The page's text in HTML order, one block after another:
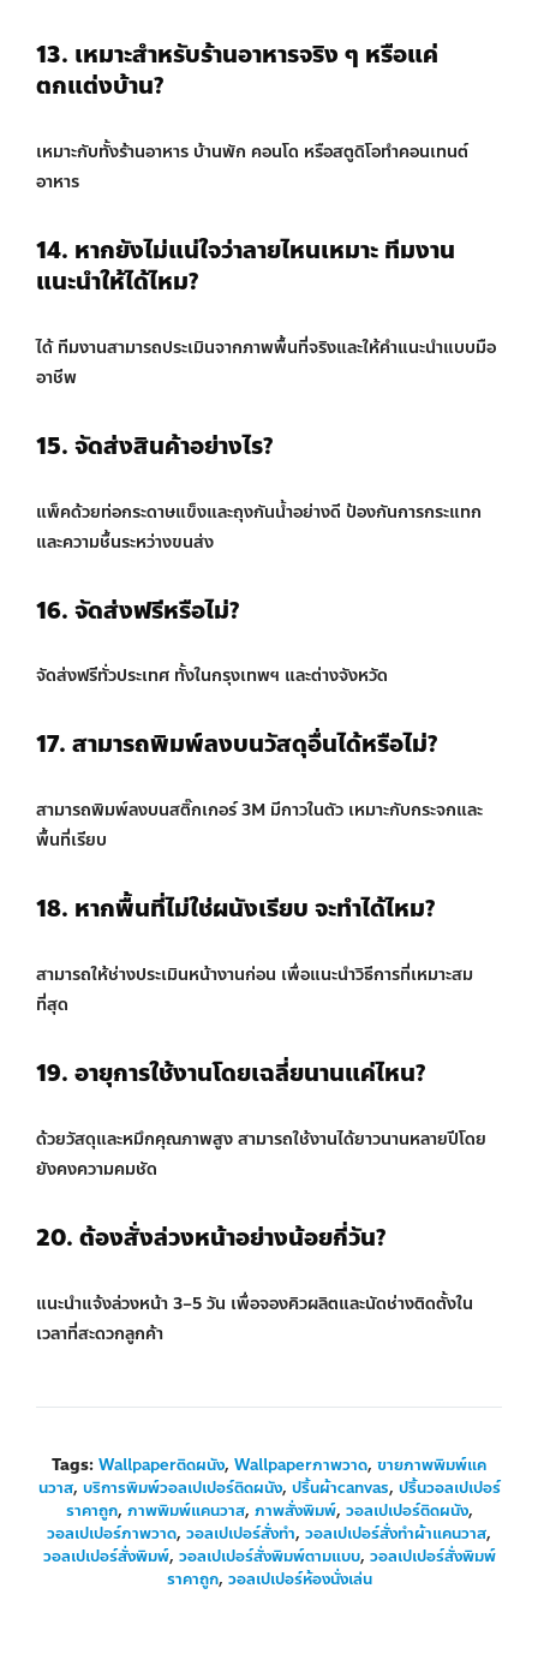
13. เหมาะสำหรับร้านอาหารจริง ๆ หรือแค่
ตกแต่งบ้าน?
เหมาะกับทั้งร้านอาหาร บ้านพัก คอนโด หรือสตูดิโอทำคอนเทนต์
อาหาร
14. หากยังไม่แน่ใจว่าลายไหนเหมาะ ทีมงาน
แนะนำให้ได้ไหม?
ได้ ทีมงานสามารถประเมินจากภาพพื้นที่จริงและให้คำแนะนำแบบมือ
อาชีพ
15. จัดส่งสินค้าอย่างไร?
แพ็คด้วยท่อกระดาษแข็งและถุงกันน้ำอย่างดี ป้องกันการกระแทก
และความชื้นระหว่างขนส่ง
16. จัดส่งฟรีหรือไม่?
จัดส่งฟรีทั่วประเทศ ทั้งในกรุงเทพฯ และต่างจังหวัด
17. สามารถพิมพ์ลงบนวัสดุอื่นได้หรือไม่?
สามารถพิมพ์ลงบนสติ๊กเกอร์ 3M มีกาวในตัว เหมาะกับกระจกและ
พื้นที่เรียบ
18. หากพื้นที่ไม่ใช่ผนังเรียบ จะทำได้ไหม?
สามารถให้ช่างประเมินหน้างานก่อน เพื่อแนะนำวิธีการที่เหมาะสม
ที่สุด
19. อายุการใช้งานโดยเฉลี่ยนานแค่ไหน?
ด้วยวัสดุและหมึกคุณภาพสูง สามารถใช้งานได้ยาวนานหลายปีโดย
ยังคงความคมชัด
20. ต้องสั่งล่วงหน้าอย่างน้อยกี่วัน?
แนะนำแจ้งล่วงหน้า 3–5 วัน เพื่อจองคิวผลิตและนัดช่างติดตั้งใน
เวลาที่สะดวกลูกค้า
Tags: Wallpaperติดผนัง, Wallpaperภาพวาด, ขายภาพพิมพ์แค
นวาส, บริการพิมพ์วอลเปเปอร์ติดผนัง, ปริ้นผ้าcanvas, ปริ้นวอลเปเปอร์
ราคาถูก, ภาพพิมพ์แคนวาส, ภาพสั่งพิมพ์, วอลเปเปอร์ติดผนัง,
วอลเปเปอร์ภาพวาด, วอลเปเปอร์สั่งทำ, วอลเปเปอร์สั่งทำผ้าแคนวาส,
วอลเปเปอร์สั่งพิมพ์, วอลเปเปอร์สั่งพิมพ์ตามแบบ, วอลเปเปอร์สั่งพิมพ์
ราคาถูก, วอลเปเปอร์ห้องนั่งเล่น